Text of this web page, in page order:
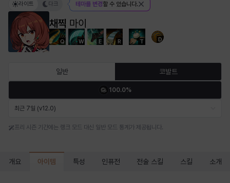
레온 루크 르노어
바바라 버니스 블레어 비앙카 비형 샬럿
채찍 마이
Q W E R T D
라이트 다크 테마를 변경할 수 있습니다.
일반 코발트
100.0%
최근 7일 (v12.0)
프리 시즌 기간에는 랭크 모드 대신 일반 모드 통계가 제공됩니다.
개요 아이템 특성 인퓨전 전술 스킬 스킬 소개